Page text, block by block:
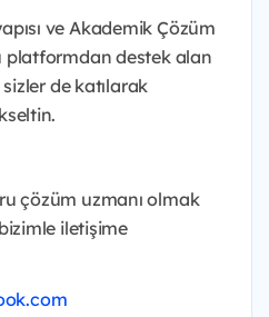
ve Akademik Çözüm
platformdan destek alan
de katılarak
çözüm uzmanı olmak
iletişime